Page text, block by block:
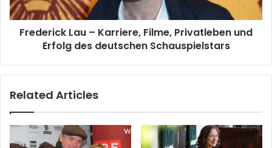
Frederick Lau – Karriere, Filme, Privatleben und
Erfolg des deutschen Schauspielstars
Related Articles